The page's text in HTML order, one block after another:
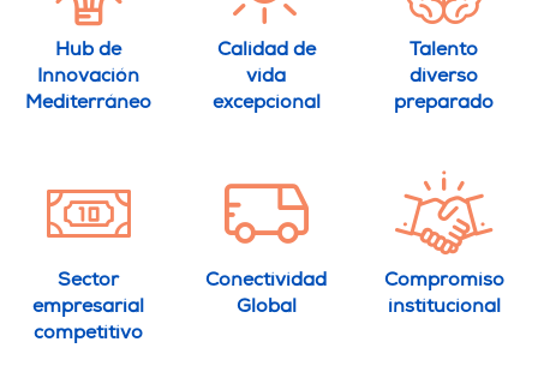
Hub de
Innovación
Mediterráneo
Calidad de
vida
excepcional
Talento
diverso
preparado
Sector
empresarial
competitivo
Conectividad
Global
Compromiso
institucional